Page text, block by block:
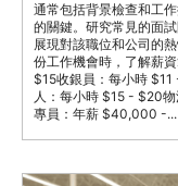
通常包括背景檢查和工
的關鍵。研究常見的面
展現對該職位和公司的
份工作機會時，了解薪
$15收銀員：每小時
人：每小時 $15 - $20
專員：年薪 $40,000 -...